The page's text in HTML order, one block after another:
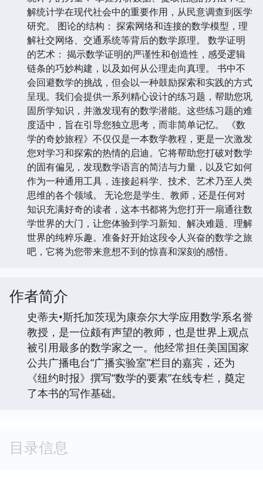
解统计学在现代社会中的重要作用，从民意调查到医学
研究。 图论的结构： 探索网络和连接的数学模型，理
解社交网络、交通系统等背后的数学原理。 数学证明
的艺术： 揭示数学证明的严谨性和创造性，感受逻辑
链条的巧妙构建，以及如何从公理走向真理。 书中不
会回避数学的挑战，但会以一种鼓励探索和实践的方式
呈现。我们会提供一系列精心设计的练习题，帮助您巩
固所学知识，并激发现有的数学潜能。这些练习题的难
度适中，旨在引导您独立思考，而非简单记忆。 《数
学的奇妙旅程》不仅仅是一本数学教程，更是一次激发
您对学习和探索的热情的启迪。它将帮助您打破对数学
的固有偏见，发现数学语言的简洁与力量，以及它如何
作为一种通用工具，连接起科学、技术、艺术乃至人类
思维的各个领域。 无论您是学生、教师，还是任何对
知识充满好奇的读者，这本书都将为您打开一扇通往数
学世界的大门，让您体验到学习新知、解决难题、理解
世界的纯粹乐趣。准备好开始这段令人兴奋的数学之旅
吧，它将为您带来意想不到的惊喜和深刻的感悟。
作者简介
史蒂夫•斯托加茨现为康奈尔大学应用数学系名誉
教授，是一位颇有声望的教师，也是世界上观点
被引用最多的数学家之一。他经常担任美国国家
公共广播电台“广播实验室”栏目的嘉宾，还为
《纽约时报》撰写“数学的要素”在线专栏，奠定
了本书的写作基础。
目录信息